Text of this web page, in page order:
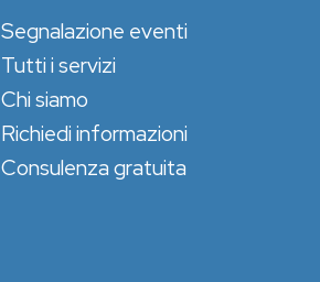
Segnalazione eventi
Tutti i servizi
Chi siamo
Richiedi informazioni
Consulenza gratuita